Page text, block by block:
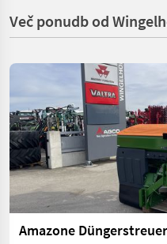
Več ponudb od
Amazone